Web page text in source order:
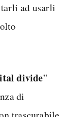
ad usarli
divide”
di